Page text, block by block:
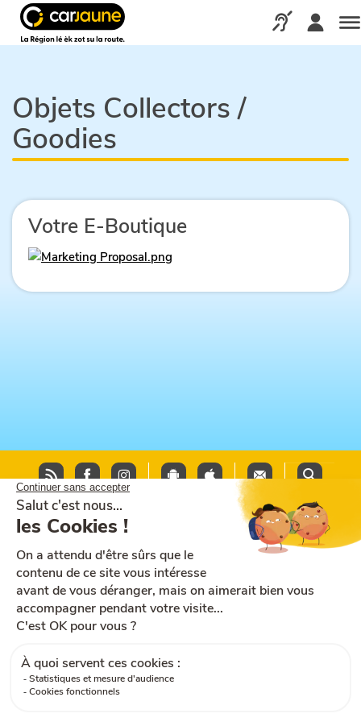
jaune
Appelez-nous
Objets Collectors /
Goodies
Votre E-Boutique
Plan du site Aide et accessibilité
Mentions légales
CGV Cookies
RGPD